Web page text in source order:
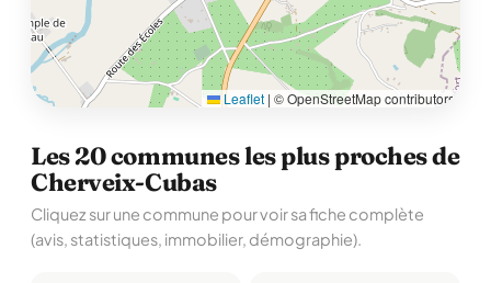
Leaflet | © OpenStreetMap contributors
Les 20 communes les plus proches de
Cherveix-Cubas
Cliquez sur une commune pour voir sa fiche complète
(avis, statistiques, immobilier, démographie).